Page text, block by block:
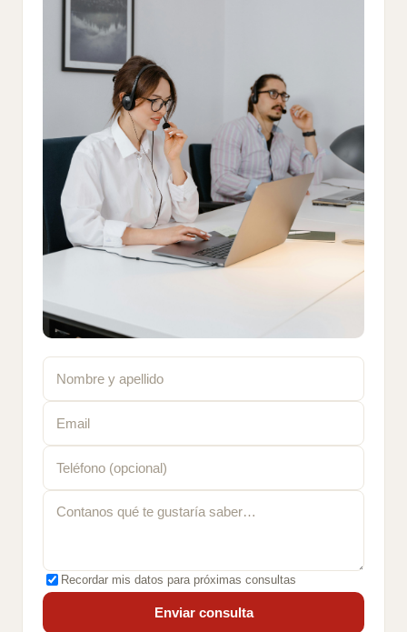
Recordar mis datos para próximas consultas
Enviar consulta